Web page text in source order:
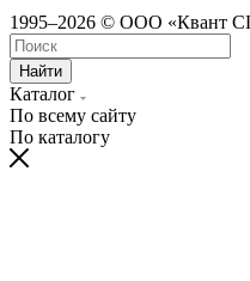
1995–2026 © ООО «Квант
Найти
Каталог
По всему сайту
По каталогу